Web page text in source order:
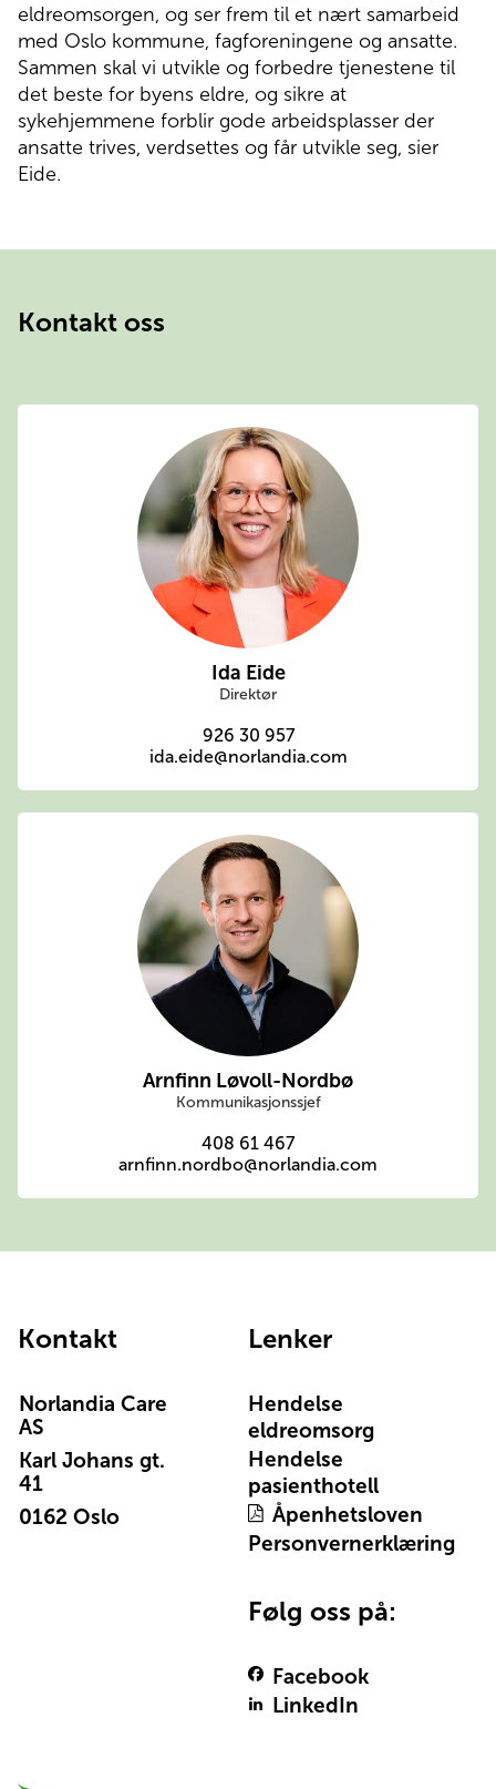
eldreomsorgen, og ser frem til et nært samarbeid
med Oslo kommune, fagforeningene og ansatte.
Sammen skal vi utvikle og forbedre tjenestene til
det beste for byens eldre, og sikre at
sykehjemmene forblir gode arbeidsplasser der
ansatte trives, verdsettes og får utvikle seg, sier
Eide.
Kontakt oss
Ida Eide
Direktør
926 30 957
ida.eide@norlandia.com
Arnfinn Løvoll-Nordbø
Kommunikasjonssjef
408 61 467
arnfinn.nordbo@norlandia.com
Kontakt
Norlandia Care
AS
Karl Johans gt.
41
0162 Oslo
Lenker
Hendelse
eldreomsorg
Hendelse
pasienthotell
Åpenhetsloven
Personvernerklæring
Følg oss på:
Facebook
LinkedIn